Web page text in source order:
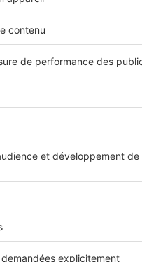
pièce
encore plus agréable,
un rôle primordial. Il
vitrée dans une salle
Si votre salon
pour baigner de
les salles de bains ou
fenêtres avec une
aux yeux de tous.